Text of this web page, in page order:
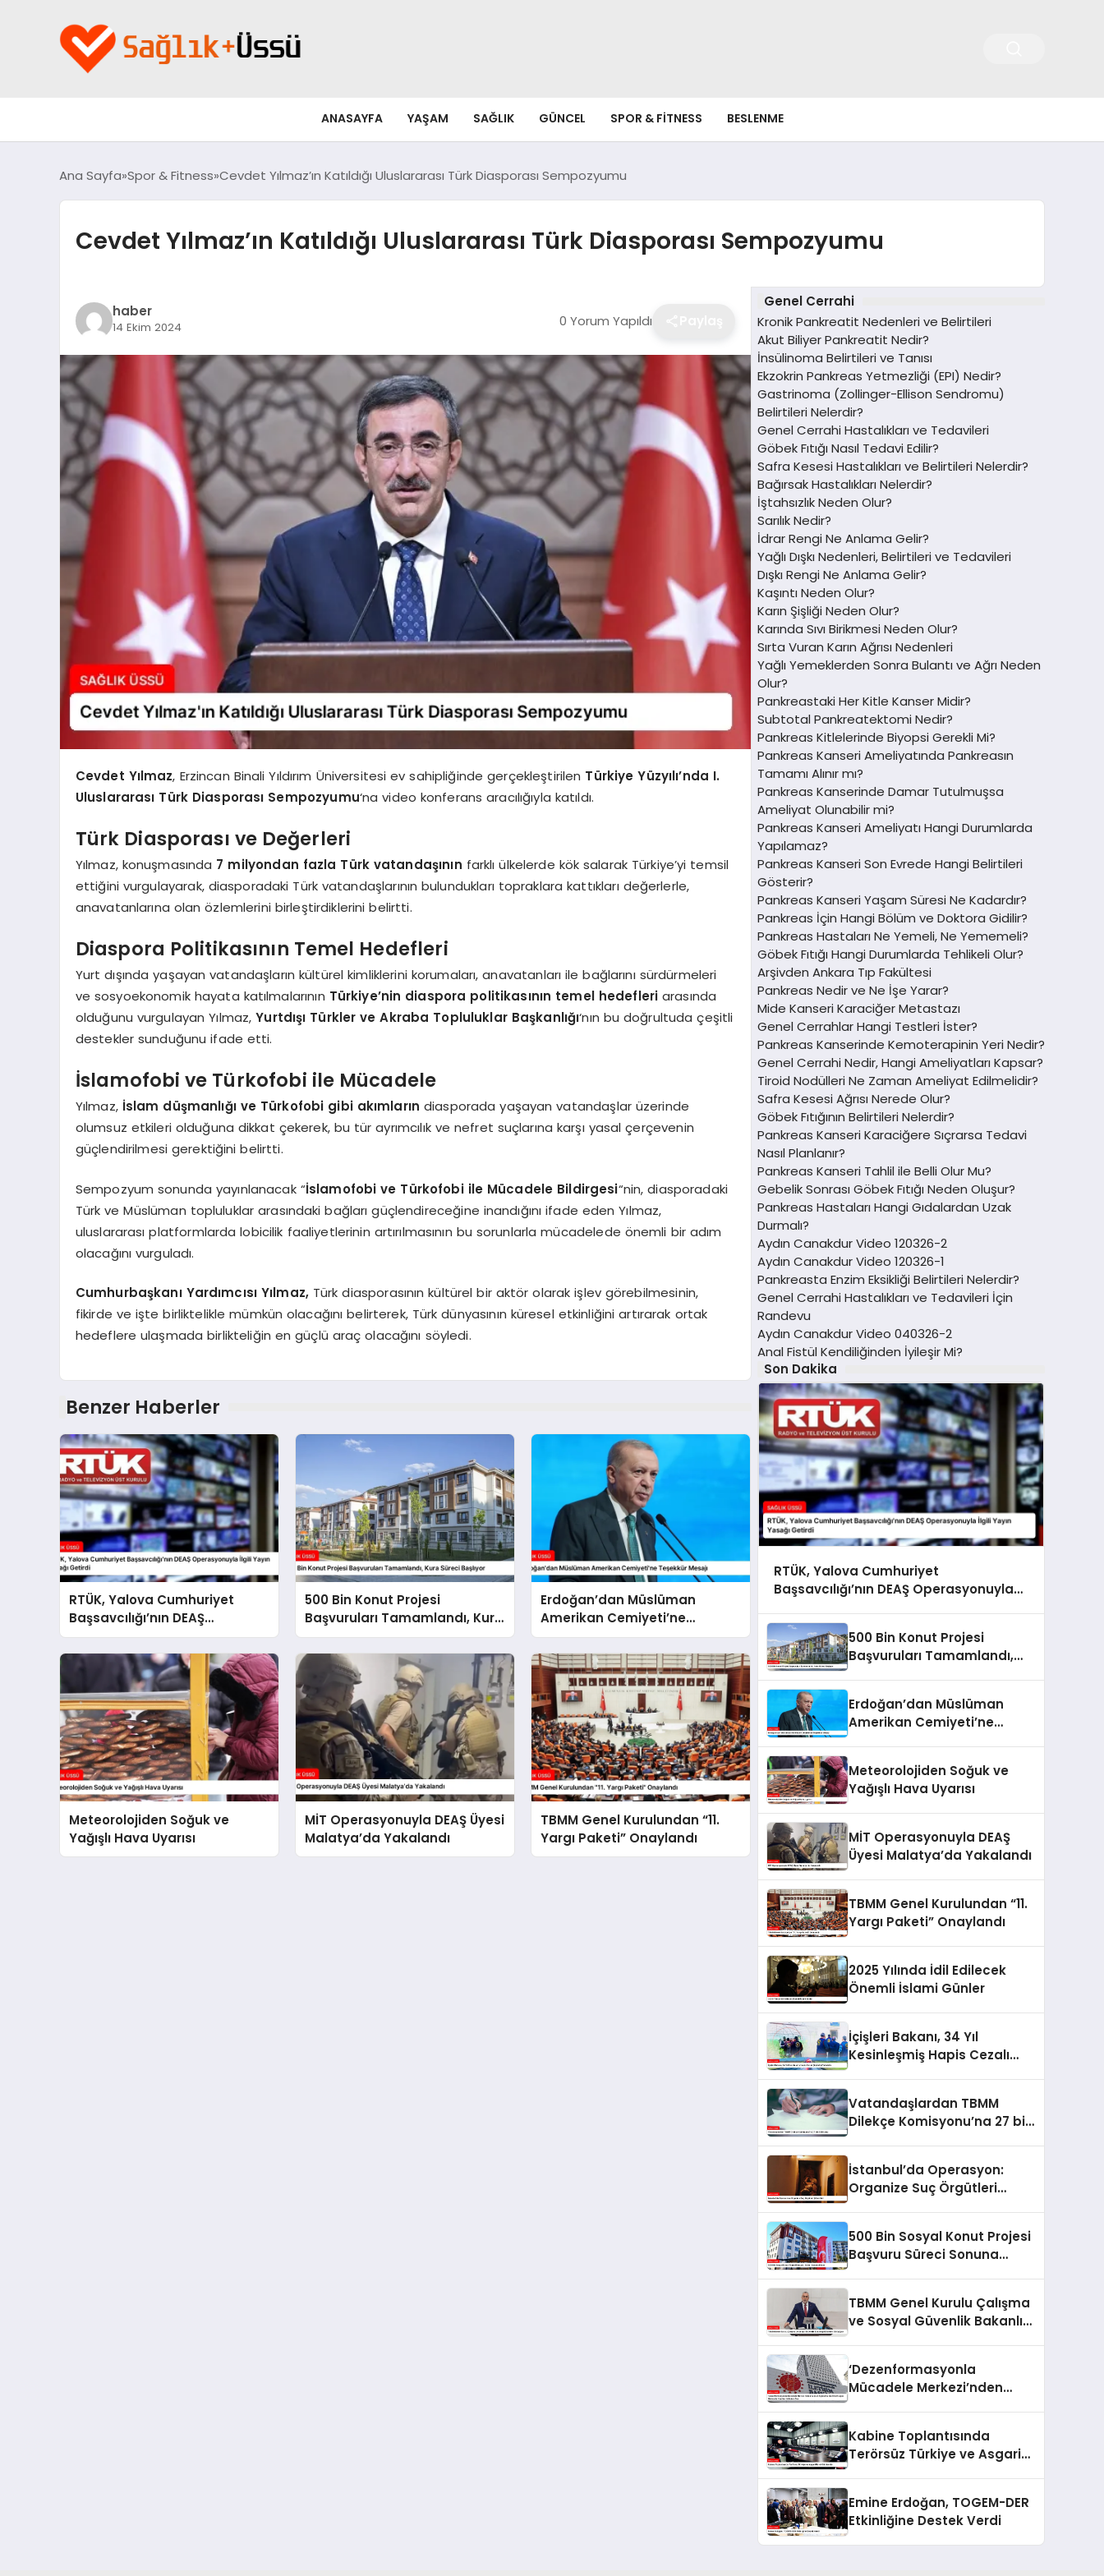
ANASAYFA YAŞAM SAĞLIK GÜNCEL SPOR & FITNESS BESLENME
Ana Sayfa Spor & Fitness Cevdet Yılmaz’ın Katıldığı Uluslararası Türk Diasporası Sempozyumu
Cevdet Yılmaz’ın Katıldığı Uluslararası Türk Diasporası Sempozyumu
haber
14 Ekim 2024 0 Yorum Yapıldı
Cevdet Yılmaz, Erzincan Binali Yıldırım Üniversitesi ev sahipliğinde gerçekleştirilen Türkiye Yüzyılı’nda I.
Uluslararası Türk Diasporası Sempozyumu‘na video konferans aracılığıyla katıldı.
Türk Diasporası ve Değerleri
Yılmaz, konuşmasında 7 milyondan fazla Türk vatandaşının farklı ülkelerde kök salarak Türkiye’yi temsil
ettiğini vurgulayarak, diasporadaki Türk vatandaşlarının bulundukları topraklara kattıkları değerlerle,
anavatanlarına olan özlemlerini birleştirdiklerini belirtti.
Diaspora Politikasının Temel Hedefleri
Yurt dışında yaşayan vatandaşların kültürel kimliklerini korumaları, anavatanları ile bağlarını sürdürmeleri
ve sosyoekonomik hayata katılmalarının Türkiye’nin diaspora politikasının temel hedefleri arasında
olduğunu vurgulayan Yılmaz,Yurtdışı Türkler ve Akraba Topluluklar Başkanlığı‘nın bu doğrultuda çeşitli
destekler sunduğunu ifade etti.
İslamofobi ve Türkofobi ile Mücadele
Yılmaz, İslam düşmanlığı ve Türkofobi gibi akımların diasporada yaşayan vatandaşlar üzerinde
olumsuz etkileri olduğuna dikkat çekerek, bu tür ayrımcılık ve nefret suçlarına karşı yasal çerçevenin
güçlendirilmesi gerektiğini belirtti.
Sempozyum sonunda yayınlanacak “İslamofobi ve Türkofobi ile Mücadele Bildirgesi“nin, diasporadaki
Türk ve Müslüman topluluklar arasındaki bağları güçlendireceğine inandığını ifade eden Yılmaz,
uluslararası platformlarda lobicilik faaliyetlerinin artırılmasının bu sorunlarla mücadelede önemli bir adım
olacağını vurguladı.
Cumhurbaşkanı Yardımcısı Yılmaz, Türk diasporasının kültürel bir aktör olarak işlev görebilmesinin,
fikirde ve işte birliktelikle mümkün olacağını belirterek, Türk dünyasının küresel etkinliğini artırarak ortak
hedeflere ulaşmada birlikteliğin en güçlü araç olacağını söyledi.
Benzer Haberler
RTÜK, Yalova Cumhuriyet
Başsavcılığı’nın DEAŞ
Operasyonuyla İlgili Yayın
Yasağı Getirdi
500 Bin Konut Projesi
Başvuruları Tamamlandı, Kura
Süreci Başlıyor
Erdoğan’dan Müslüman
Amerikan Cemiyeti’ne
Teşekkür Mesajı
Meteorolojiden Soğuk ve
Yağışlı Hava Uyarısı
MİT Operasyonuyla DEAŞ Üyesi
Malatya’da Yakalandı
TBMM Genel Kurulundan “11.
Yargı Paketi” Onaylandı
Genel Cerrahi
Kronik Pankreatit Nedenleri ve Belirtileri
Akut Biliyer Pankreatit Nedir?
İnsülinoma Belirtileri ve Tanısı
Ekzokrin Pankreas Yetmezliği (EPI) Nedir?
Gastrinoma (Zollinger-Ellison Sendromu)
Belirtileri Nelerdir?
Genel Cerrahi Hastalıkları ve Tedavileri
Göbek Fıtığı Nasıl Tedavi Edilir?
Safra Kesesi Hastalıkları ve Belirtileri Nelerdir?
Bağırsak Hastalıkları Nelerdir?
İştahsızlık Neden Olur?
Sarılık Nedir?
İdrar Rengi Ne Anlama Gelir?
Yağlı Dışkı Nedenleri, Belirtileri ve Tedavileri
Dışkı Rengi Ne Anlama Gelir?
Kaşıntı Neden Olur?
Karın Şişliği Neden Olur?
Karında Sıvı Birikmesi Neden Olur?
Sırta Vuran Karın Ağrısı Nedenleri
Yağlı Yemeklerden Sonra Bulantı ve Ağrı Neden
Olur?
Pankreastaki Her Kitle Kanser Midir?
Subtotal Pankreatektomi Nedir?
Pankreas Kitlelerinde Biyopsi Gerekli Mi?
Pankreas Kanseri Ameliyatında Pankreasın
Tamamı Alınır mı?
Pankreas Kanserinde Damar Tutulmuşsa
Ameliyat Olunabilir mi?
Pankreas Kanseri Ameliyatı Hangi Durumlarda
Yapılamaz?
Pankreas Kanseri Son Evrede Hangi Belirtileri
Gösterir?
Pankreas Kanseri Yaşam Süresi Ne Kadardır?
Pankreas İçin Hangi Bölüm ve Doktora Gidilir?
Pankreas Hastaları Ne Yemeli, Ne Yememeli?
Göbek Fıtığı Hangi Durumlarda Tehlikeli Olur?
Arşivden Ankara Tıp Fakültesi
Pankreas Nedir ve Ne İşe Yarar?
Mide Kanseri Karaciğer Metastazı
Genel Cerrahlar Hangi Testleri İster?
Pankreas Kanserinde Kemoterapinin Yeri Nedir?
Genel Cerrahi Nedir, Hangi Ameliyatları Kapsar?
Tiroid Nodülleri Ne Zaman Ameliyat Edilmelidir?
Safra Kesesi Ağrısı Nerede Olur?
Göbek Fıtığının Belirtileri Nelerdir?
Pankreas Kanseri Karaciğere Sıçrarsa Tedavi
Nasıl Planlanır?
Pankreas Kanseri Tahlil ile Belli Olur Mu?
Gebelik Sonrası Göbek Fıtığı Neden Oluşur?
Pankreas Hastaları Hangi Gıdalardan Uzak
Durmalı?
Aydın Canakdur Video 120326-2
Aydın Canakdur Video 120326-1
Pankreasta Enzim Eksikliği Belirtileri Nelerdir?
Genel Cerrahi Hastalıkları ve Tedavileri İçin
Randevu
Aydın Canakdur Video 040326-2
Anal Fistül Kendiliğinden İyileşir Mi?
Son Dakika
RTÜK, Yalova Cumhuriyet
Başsavcılığı’nın DEAŞ Operasyonuyla
500 Bin Konut Projesi
Başvuruları Tamamlandı,
Erdoğan’dan Müslüman
Amerikan Cemiyeti’ne
Meteorolojiden Soğuk ve
Yağışlı Hava Uyarısı
MİT Operasyonuyla DEAŞ
Üyesi Malatya’da Yakalandı
TBMM Genel Kurulundan “11.
Yargı Paketi” Onaylandı
2025 Yılında İdil Edilecek
Önemli İslami Günler
İçişleri Bakanı, 34 Yıl
Kesinleşmiş Hapis Cezalı
Vatandaşlardan TBMM
Dilekçe Komisyonu’na 27 bin
İstanbul’da Operasyon:
Organize Suç Örgütleri
500 Bin Sosyal Konut Projesi
Başvuru Süreci Sonuna
TBMM Genel Kurulu Çalışma
ve Sosyal Güvenlik Bakanlığı
‘Dezenformasyonla
Mücadele Merkezi’nden
İddialara Son
Kabine Toplantısında
Terörsüz Türkiye ve Asgari
Emine Erdoğan, TOGEM-DER
Etkinliğine Destek Verdi